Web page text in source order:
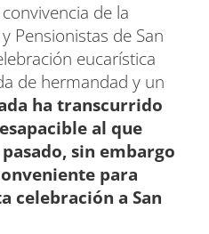
de la
Pensionistas de San
eucarística
de hermandad y un
ha transcurrido
al que
sin embargo
para
celebración a San